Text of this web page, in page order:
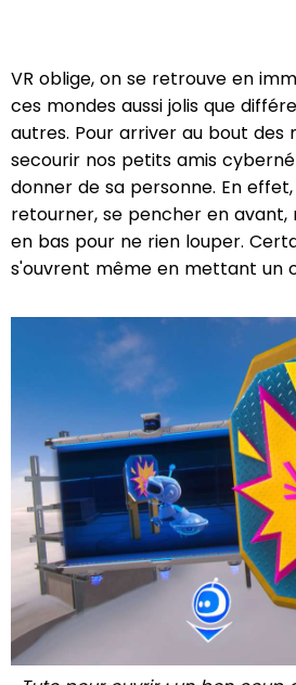
VR oblige, on se retrouve en
ces mondes aussi jolis que
autres. Pour arriver au bout des
secourir nos petits amis
donner de sa personne. En
retourner, se pencher en
en bas pour ne rien louper.
s'ouvrent même en mettant un